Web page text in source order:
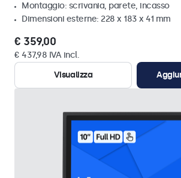
Montaggio: scrivania, parete, incasso
Dimensioni esterne: 228 x 183 x 41 mm
€ 359,00
€ 437,98 IVA incl.
Visualizza